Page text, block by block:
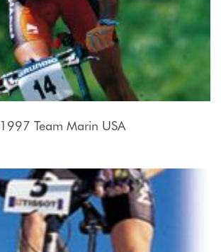
1997 Team Marin USA